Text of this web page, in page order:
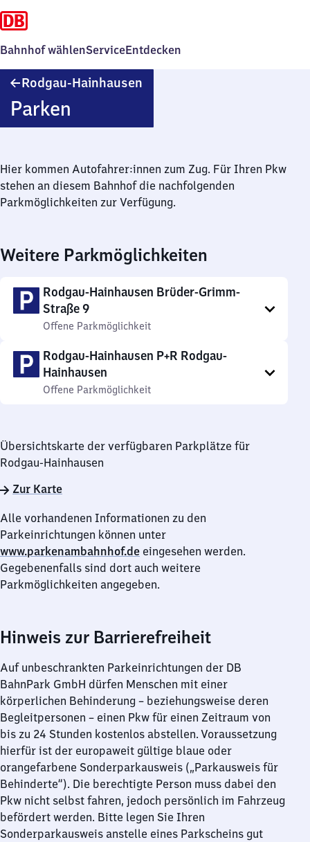
Bahnhof wählenServiceEntdecken
Rodgau-Hainhausen
Parken
Hier kommen Autofahrer:innen zum Zug. Für Ihren Pkw
stehen an diesem Bahnhof die nachfolgenden
Parkmöglichkeiten zur Verfügung.
Weitere Parkmöglichkeiten
Rodgau-Hainhausen Brüder-Grimm-
Straße 9
Offene Parkmöglichkeit
Rodgau-Hainhausen P+R Rodgau-
Hainhausen
Offene Parkmöglichkeit
Übersichtskarte der verfügbaren Parkplätze für
Rodgau-Hainhausen
Zur Karte
Alle vorhandenen Informationen zu den
Parkeinrichtungen können unter
www.parkenambahnhof.de eingesehen werden.
Gegebenenfalls sind dort auch weitere
Parkmöglichkeiten angegeben.
Hinweis zur Barrierefreiheit
Auf unbeschrankten Parkeinrichtungen der DB
BahnPark GmbH dürfen Menschen mit einer
körperlichen Behinderung – beziehungsweise deren
Begleitpersonen – einen Pkw für einen Zeitraum von
bis zu 24 Stunden kostenlos abstellen. Voraussetzung
hierfür ist der europaweit gültige blaue oder
orangefarbene Sonderparkausweis („Parkausweis für
Behinderte“). Die berechtigte Person muss dabei den
Pkw nicht selbst fahren, jedoch persönlich im Fahrzeug
befördert werden. Bitte legen Sie Ihren
Sonderparkausweis anstelle eines Parkscheins gut